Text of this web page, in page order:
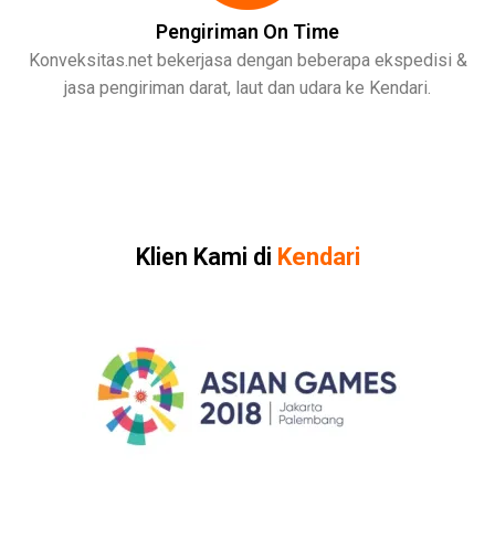
Pengiriman On Time
Konveksitas.net bekerjasa dengan beberapa ekspedisi &
jasa pengiriman darat, laut dan udara ke Kendari.
Klien Kami di Kendari